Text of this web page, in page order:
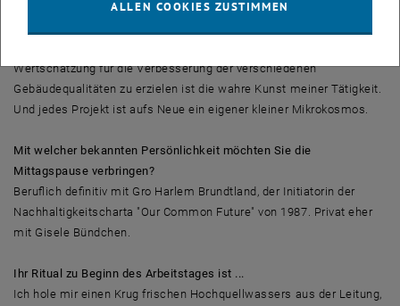
der Kommunikation mit dem Bauherren, sämtlichen Planern sowie
Wertschätzung für die Verbesserung der verschiedenen
Gebäudequalitäten zu erzielen ist die wahre Kunst meiner Tätigkeit.
Und jedes Projekt ist aufs Neue ein eigener kleiner Mikrokosmos.
Mit welcher bekannten Persönlichkeit möchten Sie die
Mittagspause verbringen?
Beruflich definitiv mit Gro Harlem Brundtland, der Initiatorin der
Nachhaltigkeitscharta "Our Common Future" von 1987. Privat eher
mit Gisele Bündchen.
Ihr Ritual zu Beginn des Arbeitstages ist ...
Ich hole mir einen Krug frischen Hochquellwassers aus der Leitung,
ALLEN COOKIES ZUSTIMMEN